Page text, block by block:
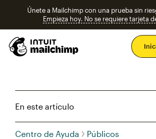
Únete a Mailchimp con una prueba sin
Empieza hoy. No se requiere tarjeta
En este artículo
Centro de Ayuda Públicos